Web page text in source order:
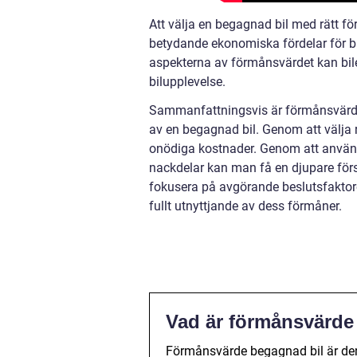
Att välja en begagnad bil med rätt
betydande ekonomiska fördelar för
aspekterna av förmånsvärdet kan
bilupplevelse.
Sammanfattningsvis är
av en begagnad bil. Genom att
onödiga kostnader. Genom att
nackdelar kan man få en djupare
fokusera på avgörande
fullt utnyttjande av dess förmåner.
Vad är
Förmånsvärde begagnad bil är